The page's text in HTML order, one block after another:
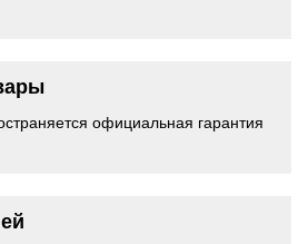
официальная гарантия